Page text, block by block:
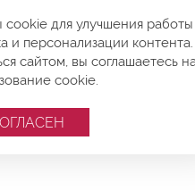
для улучшения работы
и персонализации контента.
сайтом, вы соглашаетесь
cookie.